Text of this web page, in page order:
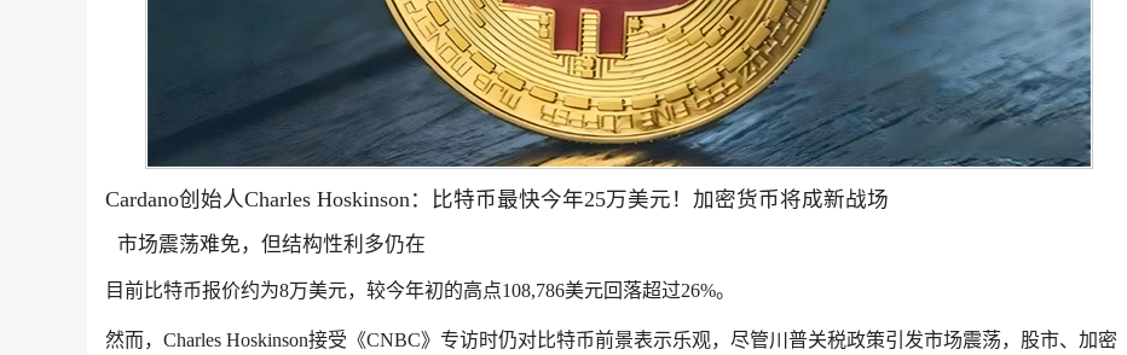
Cardano创始人Charles Hoskinson：比特币最快今年25万美元！加密货币将成新战场
市场震荡难免，但结构性利多仍在
目前比特币报价约为8万美元，较今年初的高点108,786美元回落超过26%。
然而，Charles Hoskinson接受《CNBC》专访时仍对比特币前景表示乐观，尽管川普关税政策引发市场震荡，股市、加密